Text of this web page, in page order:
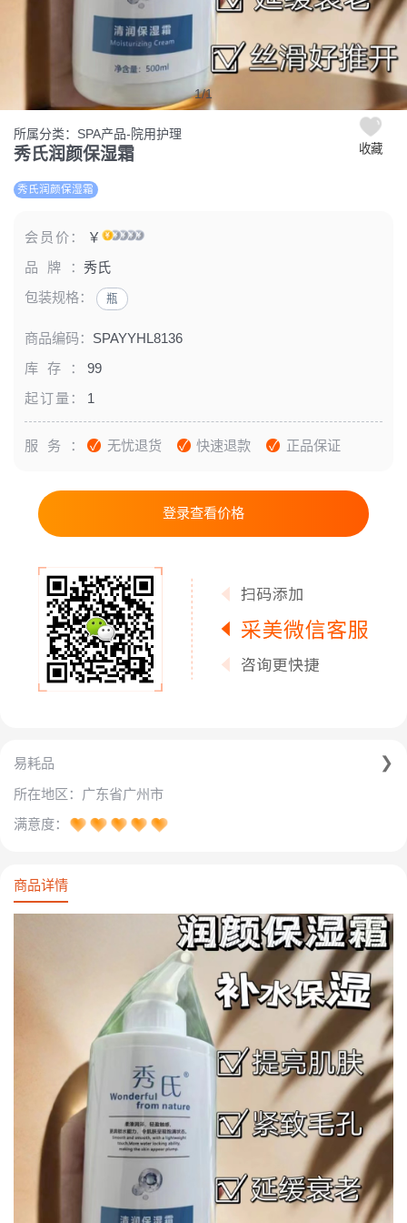
1/1
收藏
所属分类：SPA产品-院用护理
秀氏润颜保湿霜
秀氏润颜保湿霜
会员价：
￥
品牌：秀氏
包装规格：
瓶
商品编码： SPAYYHL8136
库存：
99
起订量：
1
服务： 无忧退货 快速退款 正品保证
登录查看价格
易耗品
所在地区： 广东省广州市
满意度：
商品详情